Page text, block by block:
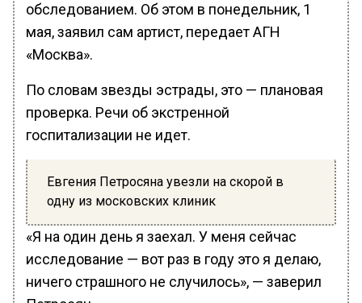
обследованием. Об этом в понедельник, 1
мая, заявил сам артист, передает АГН
«Москва».
По словам звезды эстрады, это — плановая
проверка. Речи об экстренной
госпитализации не идет.
Евгения Петросяна увезли на скорой в
одну из московских клиник
«Я на один день я заехал. У меня сейчас
исследование — вот раз в году это я делаю,
ничего страшного не случилось», — заверил